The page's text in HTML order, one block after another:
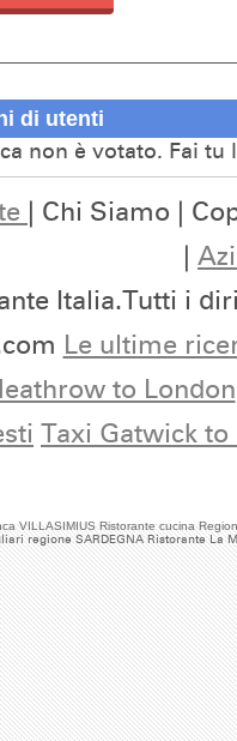
VILLASIMIUS Ristorante cucina
regione SARDEGNA Ristorante La
di utenti
non è votato. Fai
| Chi Siamo |
|
Italia.Tutti i
Le ultime
to London
Taxi Gatwick to